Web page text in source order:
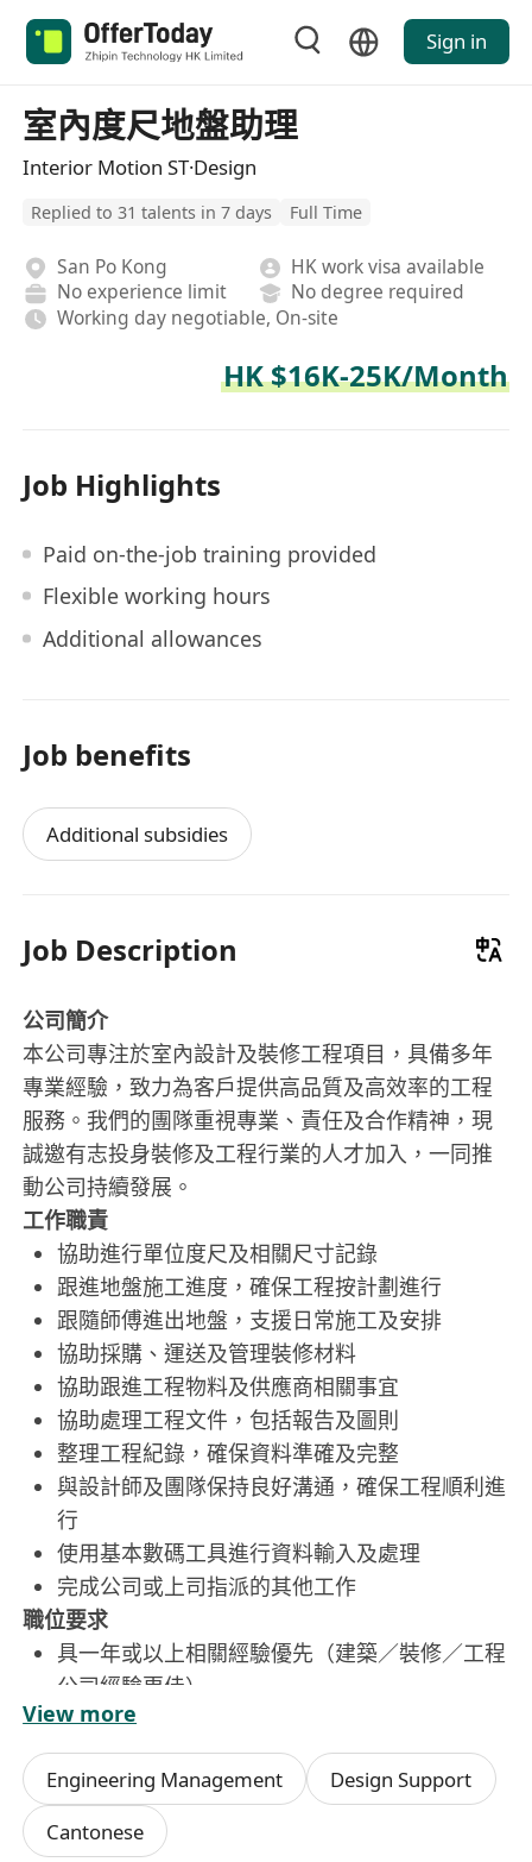
Sign in
室內度尺地盤助理
Interior Motion ST·Design
Replied to 31 talents in 7 days Full Time
San Po Kong
HK work visa available
No experience limit
No degree required
Working day negotiable, On-site
HK $16K-25K/Month
Job Highlights
Paid on-the-job training provided
Flexible working hours
Additional allowances
Job benefits
Additional subsidies
Job Description
公司簡介
本公司專注於室內設計及裝修工程項目，具備多年
專業經驗，致力為客戶提供高品質及高效率的工程
服務。我們的團隊重視專業、責任及合作精神，現
誠邀有志投身裝修及工程行業的人才加入，一同推
動公司持續發展。
工作職責
協助進行單位度尺及相關尺寸記錄
跟進地盤施工進度，確保工程按計劃進行
跟隨師傅進出地盤，支援日常施工及安排
協助採購、運送及管理裝修材料
協助跟進工程物料及供應商相關事宜
協助處理工程文件，包括報告及圖則
整理工程紀錄，確保資料準確及完整
與設計師及團隊保持良好溝通，確保工程順利進
行
使用基本數碼工具進行資料輸入及處理
完成公司或上司指派的其他工作
職位要求
具一年或以上相關經驗優先（建築／裝修／工程
公司經驗更佳）
無相關經驗但有興趣入行者亦會考慮（提供在職
培訓）
工作態度積極，有責任感及良好紀律
細心、有良好組織能力，能獨立處理工作
具備基本溝通能力，能與師傅及團隊合作
View more
Engineering Management
Design Support
Cantonese